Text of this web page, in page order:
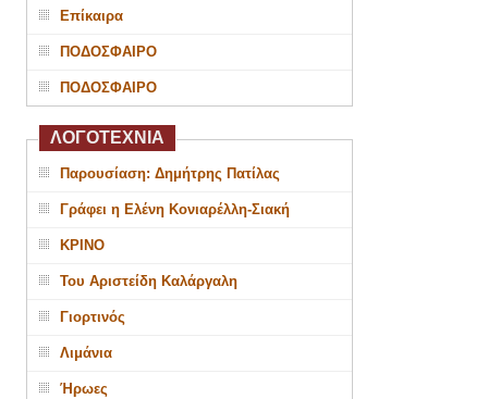
Επίκαιρα
ΠΟΔΟΣΦΑΙΡΟ
ΠΟΔΟΣΦΑΙΡΟ
ΛΟΓΟΤΕΧΝΙΑ
Παρουσίαση: Δημήτρης Πατίλας
Γράφει η Ελένη Κονιαρέλλη-Σιακή
ΚΡΙΝΟ
Του Αριστείδη Καλάργαλη
Γιορτινός
Λιμάνια
Ήρωες